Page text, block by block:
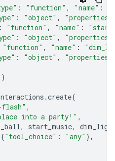
: "function" , "name" :
: "object" , "properties"
: "function" , "name" :
: "object" , "properties"
"function" , "name" :
: "object" , "properties"
.create(
flash" ,
into a party!" ,
, start_music,
{"tool_choice" : "any" },